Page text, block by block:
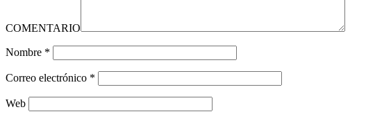
COMENTARIO
Nombre *
Correo electrónico *
Web